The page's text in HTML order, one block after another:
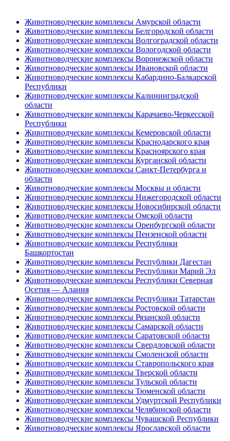
Животноводческие комплексы Амурской области
Животноводческие комплексы Белгородской области
Животноводческие комплексы Волгоградской области
Животноводческие комплексы Вологодской области
Животноводческие комплексы Воронежской области
Животноводческие комплексы Ивановской области
Животноводческие комплексы Кабардино-Балкарской
Республики
Животноводческие комплексы Калининградской
области
Животноводческие комплексы Карачаево-Черкесской
Республики
Животноводческие комплексы Кемеровской области
Животноводческие комплексы Краснодарского края
Животноводческие комплексы Красноярского края
Животноводческие комплексы Курганской области
Животноводческие комплексы Санкт-Петербурга и
области
Животноводческие комплексы Москвы и области
Животноводческие комплексы Нижегородской области
Животноводческие комплексы Новосибирской области
Животноводческие комплексы Омской области
Животноводческие комплексы Оренбургской области
Животноводческие комплексы Пензенской области
Животноводческие комплексы Республики
Башкортостан
Животноводческие комплексы Республики Дагестан
Животноводческие комплексы Республики Марий Эл
Животноводческие комплексы Республики Северная
Осетия — Алания
Животноводческие комплексы Республики Татарстан
Животноводческие комплексы Ростовской области
Животноводческие комплексы Рязанской области
Животноводческие комплексы Самарской области
Животноводческие комплексы Саратовской области
Животноводческие комплексы Свердловской области
Животноводческие комплексы Смоленской области
Животноводческие комплексы Ставропольского края
Животноводческие комплексы Тверской области
Животноводческие комплексы Тульской области
Животноводческие комплексы Тюменской области
Животноводческие комплексы Удмуртской Республики
Животноводческие комплексы Челябинской области
Животноводческие комплексы Чувашской Республики
Животноводческие комплексы Ярославской области